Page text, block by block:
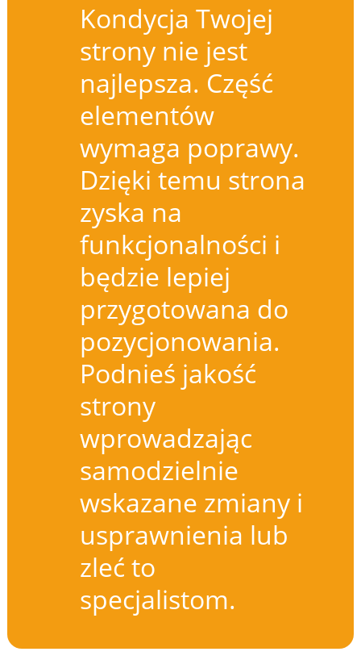
Kondycja Twojej
strony nie jest
najlepsza. Część
elementów
wymaga poprawy.
Dzięki temu strona
zyska na
funkcjonalności i
będzie lepiej
przygotowana do
pozycjonowania.
Podnieś jakość
strony
wprowadzając
samodzielnie
wskazane zmiany i
usprawnienia lub
zleć to
specjalistom.